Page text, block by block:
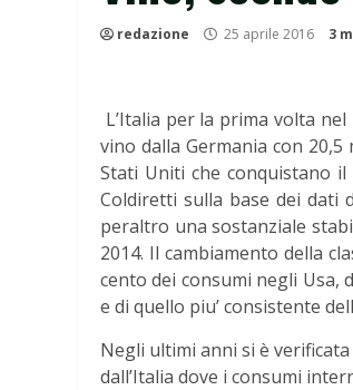
redazione 25 aprile 2016 3
L’Italia per la prima volta
vino dalla Germania con
Stati Uniti che conquistano
Coldiretti sulla base dei dati
peraltro una sostanziale
2014. Il cambiamento della
cento dei consumi negli Usa,
e di quello piu’ consistente
Negli ultimi anni si è
dall’Italia dove i consumi